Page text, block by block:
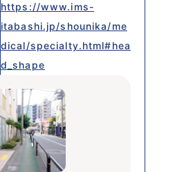
https://www.ims-
itabashi.jp/shounika/me
dical/specialty.html#hea
d_shape